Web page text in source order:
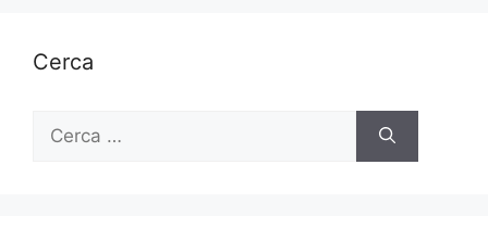
Cerca
Ricerca